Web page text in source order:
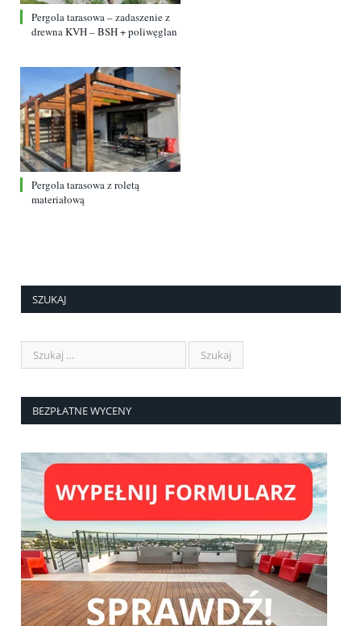
Pergola tarasowa – zadaszenie z
drewna KVH – BSH + poliwęglan
Pergola tarasowa z roletą
materiałową
SZUKAJ
BEZPŁATNE WYCENY